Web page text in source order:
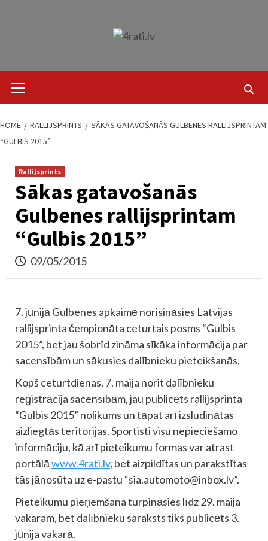
Menu
HOME RALLIJSPRINTS
SĀKAS GATAVOŠANĀS GULBENES RALLIJSPRINTAM
“GULBIS 2015”
Rallijsprints
Sākas gatavošanās
Gulbenes rallijsprintam
“Gulbis 2015”
09/05/2015
7. jūnijā Gulbenes apkaimē norisināsies Latvijas
rallijsprinta čempionāta ceturtais posms “Gulbis
2015”, bet jau šobrīd zināma sīkāka informācija par
sacensībām un sākusies dalībnieku pieteikšanās.
Kopš ceturtdienas, 7. maija norit dalībnieku
reģistrācija sacensībām, jau publicēts rallijsprinta
“Gulbis 2015” nolikums un tāpat arī izsludinātas
aizliegtās teritorijas. Sportisti visu nepieciešamo
informāciju, kā arī pieteikumu formas var atrast
portālāwww.4rati.lv, bet aizpildītas un parakstītas
tās jānosūta uz e-pastu “sia.automoto@inbox.lv”.
Pieteikumu pieņemšana turpināsies līdz 29. maija
vakaram, bet dalībnieku saraksts tiks publicēts 3.
jūnija vakarā.